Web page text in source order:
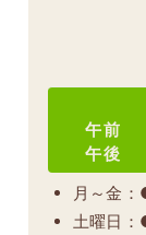
午前
午後
月～金
土曜日